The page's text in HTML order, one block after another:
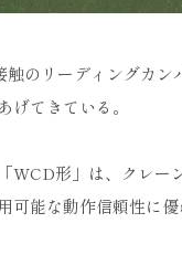
のリーディングカン
てきている。
WCD形」は、クレ
可能な動作信頼性に